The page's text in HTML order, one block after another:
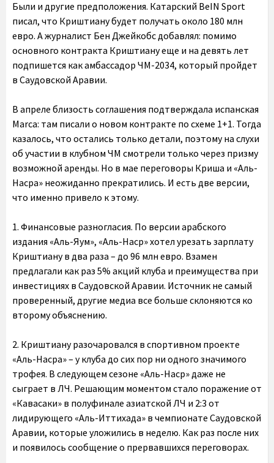
Были и другие предположения. Катарский BeIN Sport
писал, что Криштиану будет получать около 180 млн
евро. А журналист Бен Джейкобс добавлял: помимо
основного контракта Криштиану еще и на девять лет
подпишется как амбассадор ЧМ-2034, который пройдет
в Саудовской Аравии.
В апреле близость соглашения подтверждала испанская
Marca: там писали о новом контракте по схеме 1+1. Тогда
казалось, что остались только детали, поэтому на слухи
об участии в клубном ЧМ смотрели только через призму
возможной аренды. Но в мае переговоры Криша и «Аль-
Насра» неожиданно прекратились. И есть две версии,
что именно привело к этому.
1. Финансовые разногласия. По версии арабского
издания «Аль-Яум», «Аль-Наср» хотел урезать зарплату
Криштиану в два раза – до 96 млн евро. Взамен
предлагали как раз 5% акций клуба и преимущества при
инвестициях в Саудовской Аравии. Источник не самый
проверенный, другие медиа все больше склоняются ко
второму объяснению.
2. Криштиану разочаровался в спортивном проекте
«Аль-Насра»– у клуба до сих пор ни одного значимого
трофея. В следующем сезоне «Аль-Наср» даже не
сыграет в ЛЧ. Решающим моментом стало поражение от
«Кавасаки» в полуфинале азиатской ЛЧ и 2:3 от
лидирующего «Аль-Иттихада» в чемпионате Саудовской
Аравии, которые уложились в неделю. Как раз после них
и появилось сообщение о прервавшихся переговорах.